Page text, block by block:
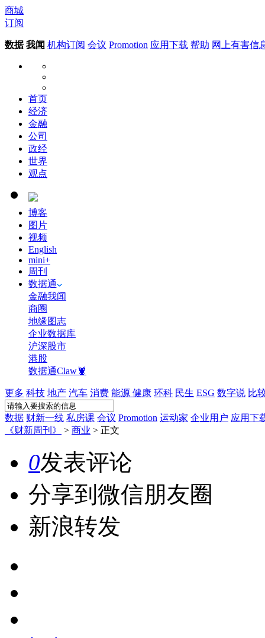
商城
订阅
数据 我闻 机构订阅 会议 Promotion 应用下载 帮助 网上有害信
首页
经济
金融
公司
政经
世界
观点
博客
图片
视频
English
mini+
周刊
数据通
金融我闻
商圈
地缘图志
企业数据库
沪深股市
港股
数据通Claw🦞
更多 科技 地产 汽车 消费 能源 健康 环科 民生 ESG 数字说 比
数据 财新一线 私房课 会议 Promotion 运动家 企业用户 应用下
《财新周刊》
> 商业 > 正文
0发表评论
分享到微信朋友圈
新浪转发